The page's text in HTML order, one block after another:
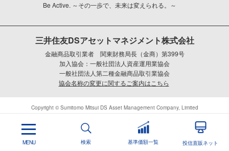
Be Active. ～その一歩で、未来は変えられる。～
三井住友DSアセットマネジメント株式会社
金融商品取引業者 関東財務局長（金商）第399号
加入協会：一般社団法人資産運用業協会
一般社団法人第二種金融商品取引業協会
協会名称の変更に関するご案内はこちら
Copyright © Sumitomo Mitsui DS Asset Management Company, Limited
MENU 検索 基準価額一覧 投信直販ネット